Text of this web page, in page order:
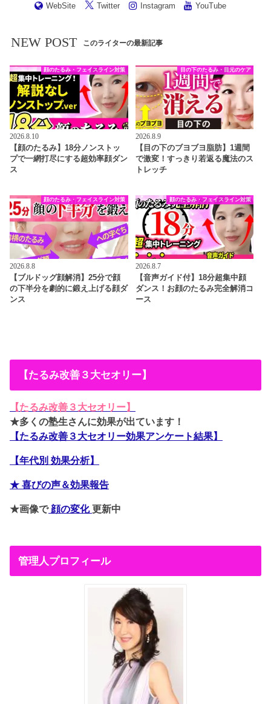
WebSite Twitter Instagram YouTube
NEW POST このライターの最新記事
顔のたるみ・フェイスライン対策
2026.8.10
【顔のたるみ】18分ノンストッ
プで一網打尽にする超効率顔ダン
ス
目の下のたるみ・目元のケア
2026.8.9
【目の下のブヨブヨ脂肪】1週間
で激変！すっきり若返る魔法のス
トレッチ
顔のたるみ・フェイスライン対策
2026.8.8
【ブルドッグ顔解消】25分で顔
の下半分を劇的に鍛え上げる顔ダ
ンス
顔のたるみ・フェイスライン対策
2026.8.7
【音声ガイド付】18分超集中顔
ダンス！お顔のたるみ完全解消コ
ース
【たるみ改善３大セオリー】
【たるみ改善３大セオリー】
★多くの塾生さんに効果が出ています！
【たるみ改善３大セオリー効果アンケート結果】
【年代別 効果分析】
★ 喜びの声＆効果報告
★画像で顔の変化更新中
管理人プロフィール